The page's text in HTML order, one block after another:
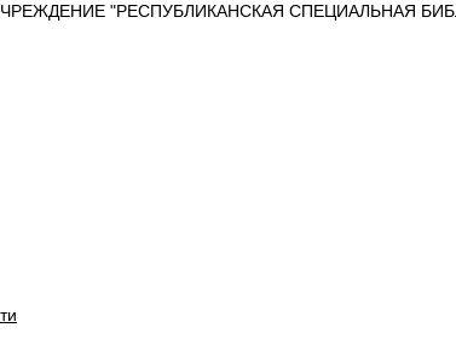
"РЕСПУБЛИКАНСКАЯ СПЕЦИАЛЬНАЯ